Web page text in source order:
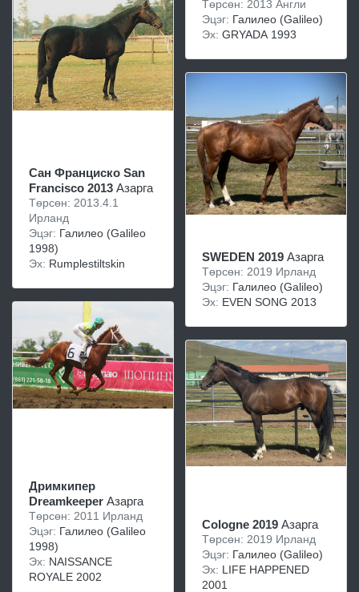
Сан Франциско San
Francisco 2013 Азарга
Төрсөн: 2013.4.1
Ирланд
Эцэг: Галилео (Galileo
1998)
Эх: Rumplestiltskin
Дримкипер
Dreamkeeper Азарга
Төрсөн: 2011 Ирланд
Эцэг: Галилео (Galileo
1998)
Эх: NAISSANCE
ROYALE 2002
Төрсөн: 2013 Англи
Эцэг: Галилео (Galileo)
Эх: GRYADA 1993
SWEDEN 2019 Азарга
Төрсөн: 2019 Ирланд
Эцэг: Галилео (Galileo)
Эх: EVEN SONG 2013
Cologne 2019 Азарга
Төрсөн: 2019 Ирланд
Эцэг: Галилео (Galileo)
Эх: LIFE HAPPENED
2001